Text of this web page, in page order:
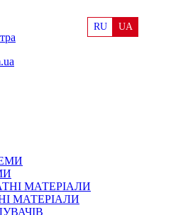
RU UA
МАТЕРІАЛИ